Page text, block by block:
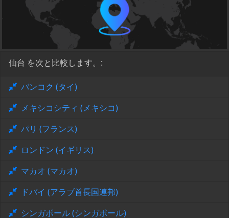
仙台 を次と比較します。:
バンコク (タイ)
メキシコシティ (メキシコ)
パリ (フランス)
ロンドン (イギリス)
マカオ (マカオ)
ドバイ (アラブ首長国連邦)
シンガポール (シンガポール)